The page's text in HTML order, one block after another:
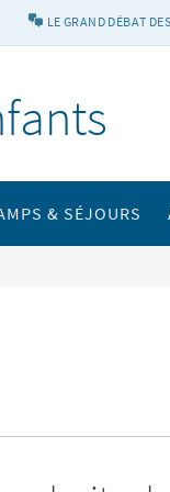
LE GRAND DÉBAT
& SÉJOURS